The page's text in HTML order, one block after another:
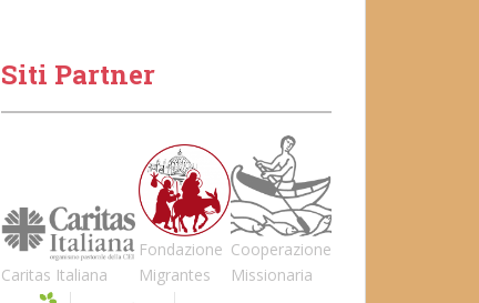
Siti Partner
Caritas Italiana
Fondazione
Migrantes
Cooperazione
Missionaria